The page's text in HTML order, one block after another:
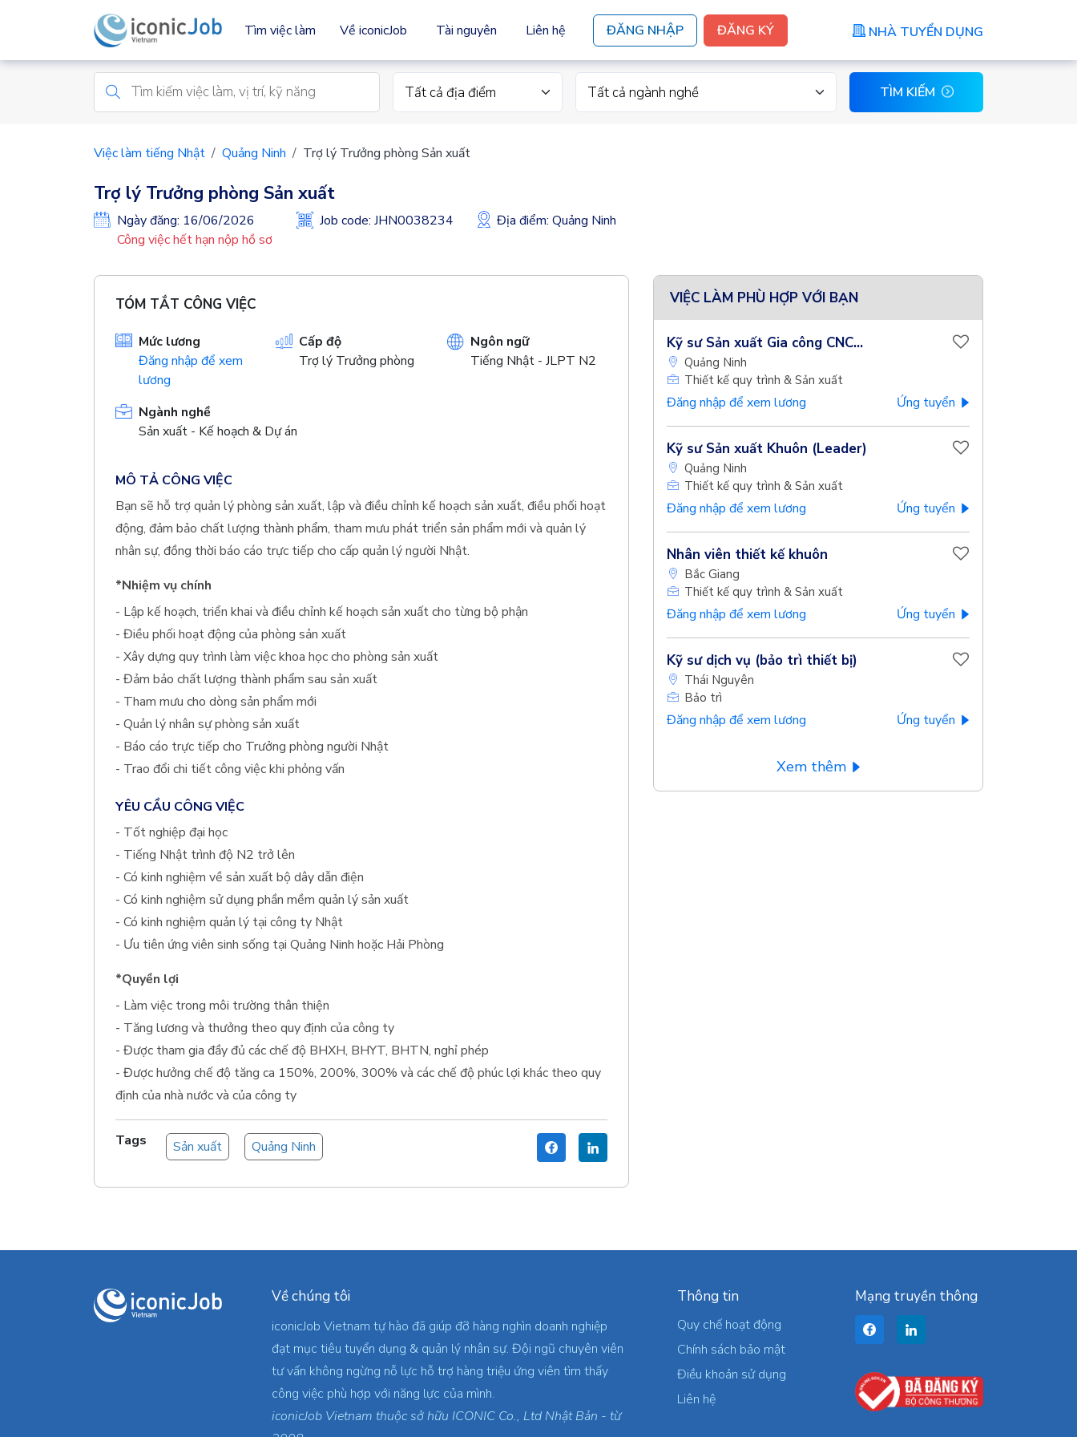
ĐĂNG NHẬP ĐĂNG KÝ NHÀ TUYỂN DỤNG
Tìm việc làm Về iconicJob Tài nguyên Liên hệ
Tất cả địa điểm Tất cả ngành nghề TÌM KIẾM
Việc làm tiếng Nhật Quảng Ninh Trợ lý Trưởng phòng Sản xuất
Trợ lý Trưởng phòng Sản xuất
Ngày đăng: 16/06/2026
Công việc hết hạn nộp hồ sơ
Job code: JHN0038234 Địa điểm: Quảng Ninh
TÓM TẮT CÔNG VIỆC
Mức lương
Đăng nhập để xem
lương
Cấp độ
Trợ lý Trưởng phòng
Ngôn ngữ
Tiếng Nhật - JLPT N2
Ngành nghề
Sản xuất - Kế hoạch & Dự án
MÔ TẢ CÔNG VIỆC
Bạn sẽ hỗ trợ quản lý phòng sản xuất, lập và điều chỉnh kế hoạch sản xuất, điều phối hoạt
động, đảm bảo chất lượng thành phẩm, tham mưu phát triển sản phẩm mới và quản lý
nhân sự, đồng thời báo cáo trực tiếp cho cấp quản lý người Nhật.
*Nhiệm vụ chính
- Lập kế hoạch, triển khai và điều chỉnh kế hoạch sản xuất cho từng bộ phận
- Điều phối hoạt động của phòng sản xuất
- Xây dựng quy trình làm việc khoa học cho phòng sản xuất
- Đảm bảo chất lượng thành phẩm sau sản xuất
- Tham mưu cho dòng sản phẩm mới
- Quản lý nhân sự phòng sản xuất
- Báo cáo trực tiếp cho Trưởng phòng người Nhật
- Trao đổi chi tiết công việc khi phỏng vấn
YÊU CẦU CÔNG VIỆC
- Tốt nghiệp đại học
- Tiếng Nhật trình độ N2 trở lên
- Có kinh nghiệm về sản xuất bộ dây dẫn điện
- Có kinh nghiệm sử dụng phần mềm quản lý sản xuất
- Có kinh nghiệm quản lý tại công ty Nhật
- Ưu tiên ứng viên sinh sống tại Quảng Ninh hoặc Hải Phòng
*Quyền lợi
- Làm việc trong môi trường thân thiện
- Tăng lương và thưởng theo quy định của công ty
- Được tham gia đầy đủ các chế độ BHXH, BHYT, BHTN, nghỉ phép
- Được hưởng chế độ tăng ca 150%, 200%, 300% và các chế độ phúc lợi khác theo quy
định của nhà nước và của công ty
Tags Sản xuất Quảng Ninh
VIỆC LÀM PHÙ HỢP VỚI BẠN
Kỹ sư Sản xuất Gia công CNC...
Quảng Ninh
Thiết kế quy trình & Sản xuất
Đăng nhập để xem lương Ứng tuyển
Kỹ sư Sản xuất Khuôn (Leader)
Quảng Ninh
Thiết kế quy trình & Sản xuất
Đăng nhập để xem lương Ứng tuyển
Nhân viên thiết kế khuôn
Bắc Giang
Thiết kế quy trình & Sản xuất
Đăng nhập để xem lương Ứng tuyển
Kỹ sư dịch vụ (bảo trì thiết bị)
Thái Nguyên
Bảo trì
Đăng nhập để xem lương Ứng tuyển
Xem thêm
Về chúng tôi
iconicJob Vietnam tự hào đã giúp đỡ hàng nghìn doanh nghiệp
đạt mục tiêu tuyển dụng & quản lý nhân sự. Đội ngũ chuyên viên
tư vấn không ngừng nỗ lực hỗ trợ hàng triệu ứng viên tìm thấy
công việc phù hợp với năng lực của mình.
iconicJob Vietnam thuộc sở hữu ICONIC Co., Ltd Nhật Bản - từ
Thông tin
Quy chế hoạt động
Chính sách bảo mật
Điều khoản sử dụng
Liên hệ
Mạng truyền thông